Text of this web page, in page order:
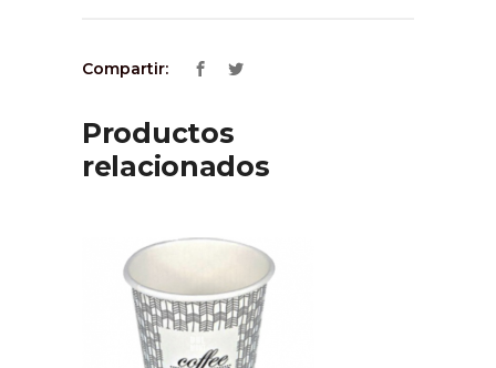
Compartir:
Productos
relacionados